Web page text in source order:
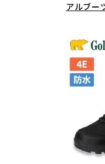
アルブー